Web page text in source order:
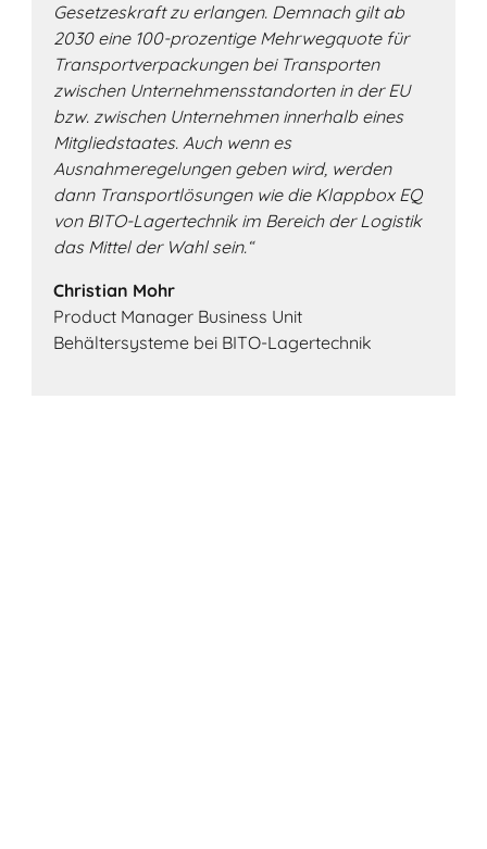
Gesetzeskraft zu erlangen. Demnach gilt ab
2030 eine 100-prozentige Mehrwegquote für
Transportverpackungen bei Transporten
zwischen Unternehmensstandorten in der EU
bzw. zwischen Unternehmen innerhalb eines
Mitgliedstaates. Auch wenn es
Ausnahmeregelungen geben wird, werden
dann Transportlösungen wie die Klappbox EQ
von BITO-Lagertechnik im Bereich der Logistik
das Mittel der Wahl sein.“
Christian Mohr
Product Manager Business Unit
Behältersysteme bei BITO-Lagertechnik